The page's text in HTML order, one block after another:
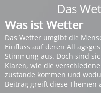
Das
Was ist Wetter
Das Wetter umgibt die
Einfluss auf deren
Stimmung aus. Doch sind
Klaren, wie die
zustande kommen und
Beitrag greift diese